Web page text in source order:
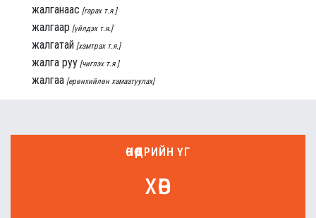
жалганаас [гарах т.я.]
жалгаар [үйлдэх т.я.]
жалгатай [хамтрах т.я.]
жалга руу [чиглэх т.я.]
жалгаа [ерөнхийлөн хамаатуулах]
ӨНӨӨДРИЙН ҮГ
хөв